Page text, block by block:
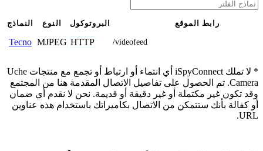
النماذج النوع البروتوكول رابط الموقع
Tecno MJPEG HTTP /videofeed
* لا تملك iSpyConnect أي انتماء أو ارتباط أو تجمع مع منتجات Uche
Camera. تم الحصول على تفاصيل الاتصال المقدمة هنا من المجتمع
وقد تكون غير مكتملة أو غير دقيقة أو قديمة. نحن لا نقدم أي ضمان
أو كفالة بأنك ستتمكن من الاتصال بكاميراتك باستخدام هذه عناوين
URL.